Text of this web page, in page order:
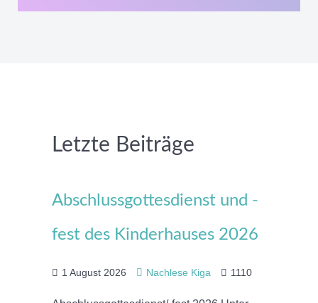
Letzte Beiträge
Abschlussgottesdienst und -
fest des Kinderhauses 2026
1 August 2026 Nachlese Kiga 1110